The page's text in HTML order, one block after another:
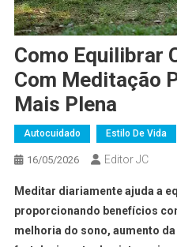
Como Equilibrar
Com Meditação
Mais Plena
Autocuidado Estilo De Vida
16/05/2026 Editor JC
Meditar diariamente ajuda a
proporcionando benefícios
melhoria do sono, aumento